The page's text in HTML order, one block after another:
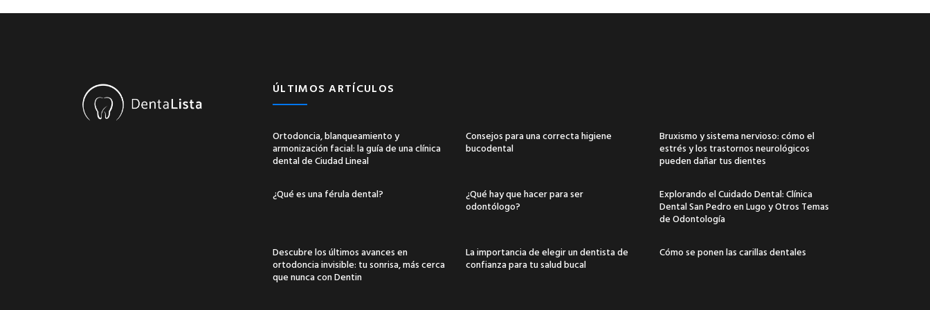
ÚLTIMOS ARTÍCULOS
Ortodoncia, blanqueamiento y
armonización facial: la guía de una clínica
dental de Ciudad Lineal
Consejos para una correcta higiene
bucodental
Bruxismo y sistema nervioso: cómo el
estrés y los trastornos neurológicos
pueden dañar tus dientes
¿Qué es una férula dental?
¿Qué hay que hacer para ser
odontólogo?
Explorando el Cuidado Dental: Clínica
Dental San Pedro en Lugo y Otros Temas
de Odontología
Descubre los últimos avances en
ortodoncia invisible: tu sonrisa, más cerca
que nunca con Dentin
La importancia de elegir un dentista de
confianza para tu salud bucal
Cómo se ponen las carillas dentales